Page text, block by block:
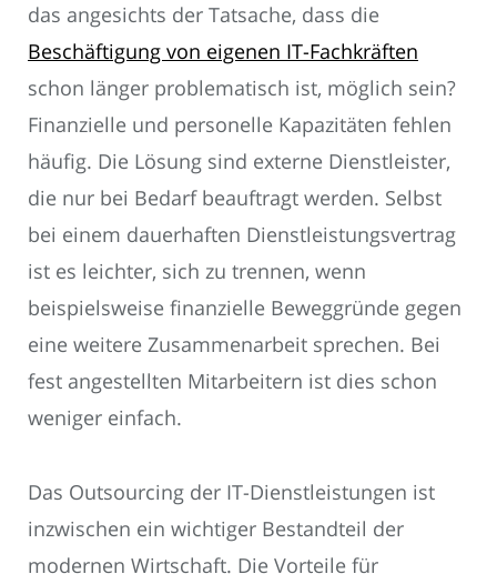
das angesichts der Tatsache, dass die
Beschäftigung von eigenen IT-Fachkräften
schon länger problematisch ist, möglich sein?
Finanzielle und personelle Kapazitäten fehlen
häufig. Die Lösung sind externe Dienstleister,
die nur bei Bedarf beauftragt werden. Selbst
bei einem dauerhaften Dienstleistungsvertrag
ist es leichter, sich zu trennen, wenn
beispielsweise finanzielle Beweggründe gegen
eine weitere Zusammenarbeit sprechen. Bei
fest angestellten Mitarbeitern ist dies schon
weniger einfach.
Das Outsourcing der IT-Dienstleistungen ist
inzwischen ein wichtiger Bestandteil der
modernen Wirtschaft. Die Vorteile für